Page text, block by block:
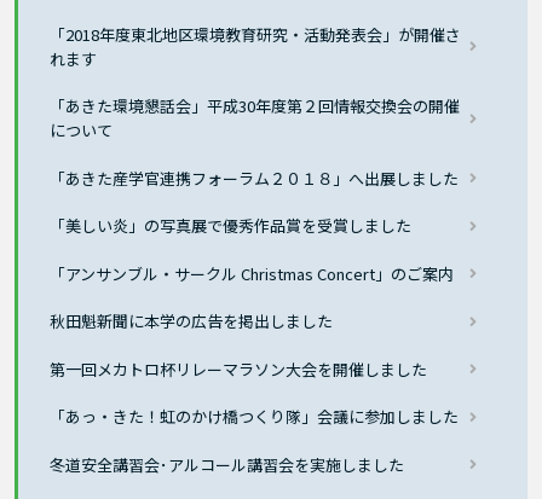
「2018年度東北地区環境教育研究・活動発表会」が開催さ
れます
「あきた環境懇話会」平成30年度第２回情報交換会の開催
について
「あきた産学官連携フォーラム２０１８」へ出展しました
「美しい炎」の写真展で優秀作品賞を受賞しました
「アンサンブル・サークル Christmas Concert」のご案内
秋田魁新聞に本学の広告を掲出しました
第一回メカトロ杯リレーマラソン大会を開催しました
「あっ・きた！虹のかけ橋つくり隊」会議に参加しました
冬道安全講習会･アルコール講習会を実施しました